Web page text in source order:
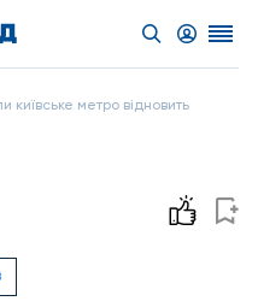
київське метро відновить